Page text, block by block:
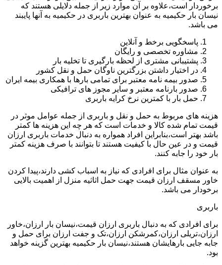
برخوردار است،علاوه بر آن موارد زیر از جمله دلایلی هستند که
نیسان بار حکیمیه به عنوان بهترین باربری در حکیمیه به آنها پایبند
می باشد.
پاسخگویی برخط و آنلاین
مشاوره تخصصی و رایگان
پشتیبانی مشتری از لحظه بارگیری تا تخلیه بار
در اختیار داشتن بزرگترین ناوگان حمل و نقل کشور
صدور بیمه نامه معتبر برای تمامی بارها با همکاری بیمه ایران
صدور بارنامه معتبر و سایر مجوز های ترافیکی
حمل بار با کمترین نرخ کرایه باربری
هزینه های مربوط به حمل و نقل و باربری از جمله عوامل موثر در
قیمت تمام شده کالا و خدمات است که هر چه این هزینه ها کمتر
باشد بهتر است،بنابراین افراد همواره به دنبال خدمات باربری ارزان
قیمت و در عین حال با کیفیت هستند تا بتوانند با صرف هزینه کمتر
بار خود را جابه کنند.
به عنوان مثال برای افرادی که نیاز به اسباب کشی دارند،پیدا کردن
خاور مسقف ارزان قیمت جهت حمل اثاثیه منزل از اهمیت بالایی
برخودار می باشد.
باربری
برای افرادی که به دنبال باربری ارزان قیمت،نیسان بار ارزان،خاور
ارزان،تریلی ارزان،کمرشکن ارزان،تک و جفت ارزان برای حمل و
جابه جایی بارهایشان هستند،نیسان بار حکیمیه بهترین گزینه خواهد
بود.